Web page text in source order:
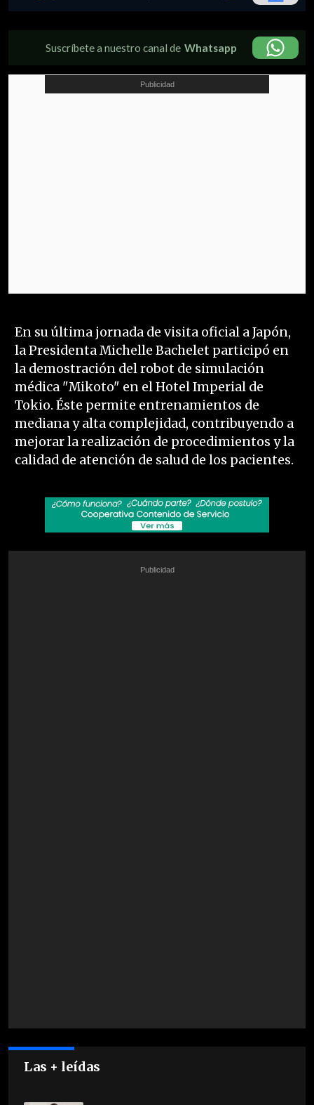
Suscríbete a nuestro canal de Whatsapp
En su última jornada de visita oficial a Japón,
la Presidenta Michelle Bachelet participó en
la demostración del robot de simulación
médica "Mikoto" en el Hotel Imperial de
Tokio. Éste permite entrenamientos de
mediana y alta complejidad, contribuyendo a
mejorar la realización de procedimientos y la
calidad de atención de salud de los pacientes.
Las + leídas